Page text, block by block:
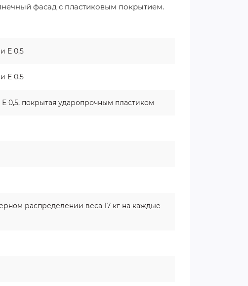
фасад с пластиковым покрытием.
Е 0,5
Е 0,5
0,5, покрытая ударопрочным пластиком
распределении веса 17 кг на каждые